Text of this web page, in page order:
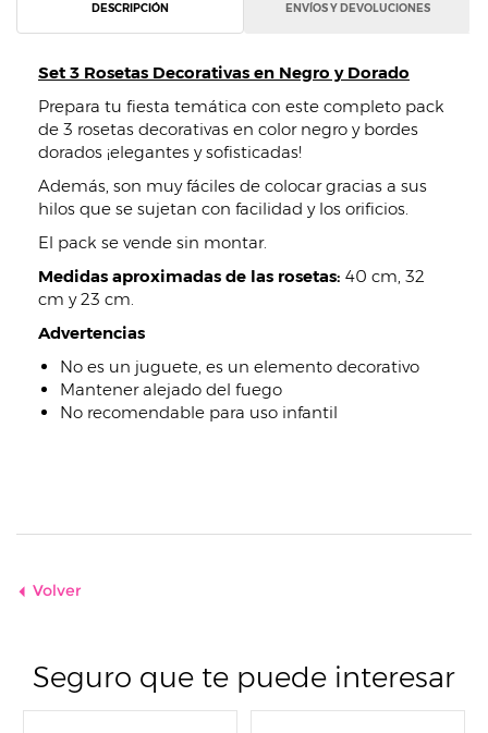
DESCRIPCIÓN ENVÍOS Y DEVOLUCIONES
Set 3 Rosetas Decorativas en Negro y Dorado
Prepara tu fiesta temática con este completo pack
de 3 rosetas decorativas en color negro y bordes
dorados ¡elegantes y sofisticadas!
Además, son muy fáciles de colocar gracias a sus
hilos que se sujetan con facilidad y los orificios.
El pack se vende sin montar.
Medidas aproximadas de las rosetas: 40 cm, 32
cm y 23 cm.
Advertencias
No es un juguete, es un elemento decorativo
Mantener alejado del fuego
No recomendable para uso infantil
Volver
Seguro que te puede interesar